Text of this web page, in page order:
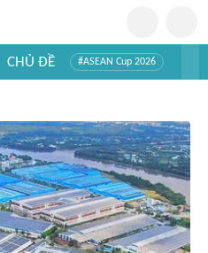
CHỦ ĐỀ #ASEAN Cup 2026